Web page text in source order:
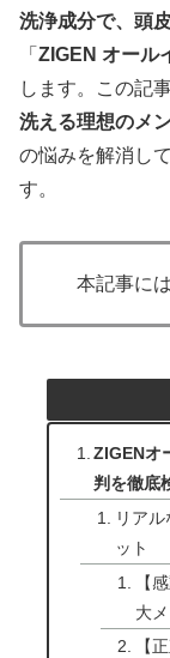
洗浄成分で、頭
「 ZIGEN オール
します。この記
洗える理想のメ
の悩みを解消して
す。
本記事に
ZIGENオ
判を徹底
リア
ット
【
大
【